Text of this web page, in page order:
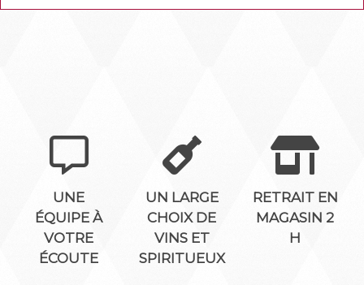
UNE
ÉQUIPE À
VOTRE
ÉCOUTE
UN LARGE
CHOIX DE
VINS ET
SPIRITUEUX
RETRAIT EN
MAGASIN 2
H